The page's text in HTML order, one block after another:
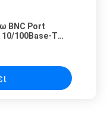
BNC Port
10/100Base-T